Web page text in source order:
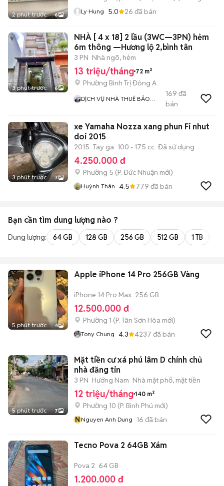
2 phút trước 6 Ly Hung 5.0 26 đã bán
3 phút trước 6
NHÀ [ 4 x 18] 2 lầu (3WC—3PN) hẻm
6m thông —Hương lộ 2,bình tân
3 PN Nhà ngõ, hẻm
13 triệu/tháng 72 m²
Phường Bình Trị Đông A
DỊCH VỤ NHÀ THUÊ BẢO
169 đã
bán
3 phút trước 7
xe Yamaha Nozza xang phun Fi nhut
doi 2015
2015 Tay ga 100 - 175 cc Đã sử dụng
4.250.000 đ
Phường 5 (P. Đức Nhuận mới)
Huỳnh Thân 4.5 779 đã bán
Bạn cần tìm dung lượng nào ?
Dung lượng: 64 GB 128 GB 256 GB 512 GB 1 TB
5 phút trước 4
Apple iPhone 14 Pro 256GB Vàng
iPhone 14 Pro Max 256 GB
12.500.000 đ
Phường 1 (P. Tân Sơn Hòa mới)
Tony Chung 4.3 4237 đã bán
5 phút trước 7
Mặt tiền cư xá phú lâm D chính chủ
nhà đăng tin
3 PN Hướng Nam Nhà mặt phố, mặt tiền
12 triệu/tháng 140 m²
Phường 10 (P. Bình Phú mới)
NNguyen Anh Dung 16 đã bán
Tecno Pova 2 64GB Xám
Pova 2 64 GB
1.200.000 đ